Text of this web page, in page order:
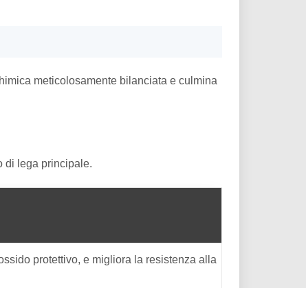
meticolosamente bilanciata e culmina
di lega principale.
protettivo, e migliora la resistenza alla